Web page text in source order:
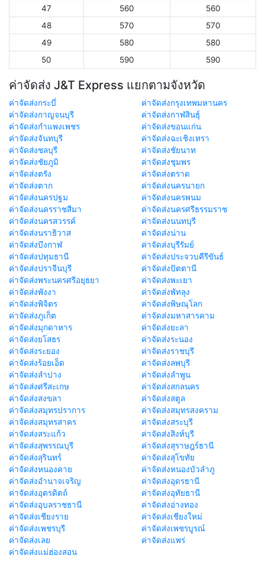
47
560
560
48
570
570
49
580
580
50
590 590
ค่าจัดส่ง J&T Express แยกตามจังหวัด
ค่าจัดส่งกระบี่
ค่าจัดส่งกรุงเทพมหานคร
ค่าจัดส่งกาญจนบุรี
ค่าจัดส่งกาฬสินธุ์
ค่าจัดส่งกำแพงเพชร
ค่าจัดส่งขอนแก่น
ค่าจัดส่งจันทบุรี
ค่าจัดส่งฉะเชิงเทรา
ค่าจัดส่งชลบุรี
ค่าจัดส่งชัยนาท
ค่าจัดส่งชัยภูมิ
ค่าจัดส่งชุมพร
ค่าจัดส่งตรัง
ค่าจัดส่งตราด
ค่าจัดส่งตาก
ค่าจัดส่งนครนายก
ค่าจัดส่งนครปฐม
ค่าจัดส่งนครพนม
ค่าจัดส่งนครราชสีมา
ค่าจัดส่งนครศรีธรรมราช
ค่าจัดส่งนครสวรรค์
ค่าจัดส่งนนทบุรี
ค่าจัดส่งนราธิวาส
ค่าจัดส่งน่าน
ค่าจัดส่งบึงกาฬ
ค่าจัดส่งบุรีรัมย์
ค่าจัดส่งปทุมธานี
ค่าจัดส่งประจวบคีรีขันธ์
ค่าจัดส่งปราจีนบุรี
ค่าจัดส่งปัตตานี
ค่าจัดส่งพระนครศรีอยุธยา
ค่าจัดส่งพะเยา
ค่าจัดส่งพังงา
ค่าจัดส่งพัทลุง
ค่าจัดส่งพิจิตร
ค่าจัดส่งพิษณุโลก
ค่าจัดส่งภูเก็ต
ค่าจัดส่งมหาสารคาม
ค่าจัดส่งมุกดาหาร
ค่าจัดส่งยะลา
ค่าจัดส่งยโสธร
ค่าจัดส่งระนอง
ค่าจัดส่งระยอง
ค่าจัดส่งราชบุรี
ค่าจัดส่งร้อยเอ็ด
ค่าจัดส่งลพบุรี
ค่าจัดส่งลำปาง
ค่าจัดส่งลำพูน
ค่าจัดส่งศรีสะเกษ
ค่าจัดส่งสกลนคร
ค่าจัดส่งสงขลา
ค่าจัดส่งสตูล
ค่าจัดส่งสมุทรปราการ
ค่าจัดส่งสมุทรสงคราม
ค่าจัดส่งสมุทรสาคร
ค่าจัดส่งสระบุรี
ค่าจัดส่งสระแก้ว
ค่าจัดส่งสิงห์บุรี
ค่าจัดส่งสุพรรณบุรี
ค่าจัดส่งสุราษฎร์ธานี
ค่าจัดส่งสุรินทร์
ค่าจัดส่งสุโขทัย
ค่าจัดส่งหนองคาย
ค่าจัดส่งหนองบัวลำภู
ค่าจัดส่งอำนาจเจริญ
ค่าจัดส่งอุดรธานี
ค่าจัดส่งอุตรดิตถ์
ค่าจัดส่งอุทัยธานี
ค่าจัดส่งอุบลราชธานี
ค่าจัดส่งอ่างทอง
ค่าจัดส่งเชียงราย
ค่าจัดส่งเชียงใหม่
ค่าจัดส่งเพชรบุรี
ค่าจัดส่งเพชรบูรณ์
ค่าจัดส่งเลย
ค่าจัดส่งแพร่
ค่าจัดส่งแม่ฮ่องสอน